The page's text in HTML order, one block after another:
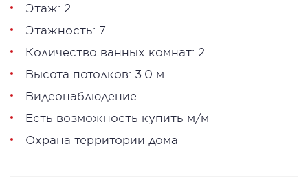
Этаж: 2
Этажность: 7
Количество ванных комнат: 2
Высота потолков: 3.0 м
Видеонаблюдение
Есть возможность купить м/м
Охрана территории дома